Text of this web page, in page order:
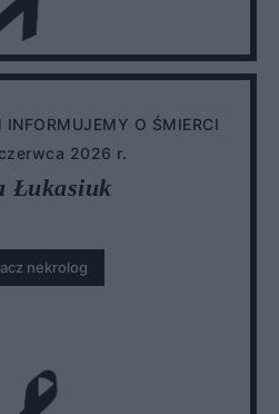
O ŚMIERCI
2026 r.
Łukasiuk
nekrolog